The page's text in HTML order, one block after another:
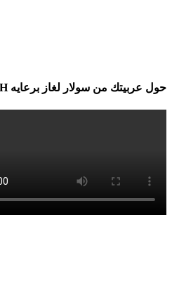
حول عربيتك من سولار لغاز برعايه GASTECH